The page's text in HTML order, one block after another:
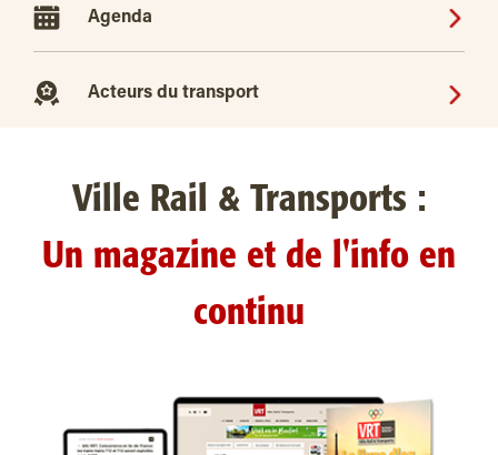
Agenda
Acteurs du transport
Ville Rail & Transports :
Un magazine et de l'info en
continu